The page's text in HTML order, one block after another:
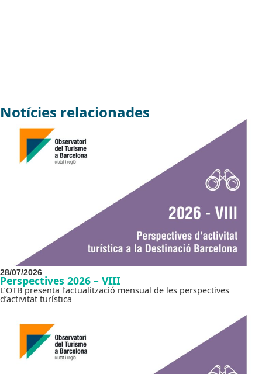
Notícies relacionades
28/07/2026
Perspectives 2026 – VIII
L’OTB presenta l’actualització mensual de les perspectives
d’activitat turística